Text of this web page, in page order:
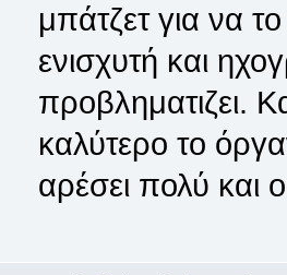
μπάτζετ για να
ενισχυτή και
προβληματιζει.
καλύτερο το
αρέσει πολύ και